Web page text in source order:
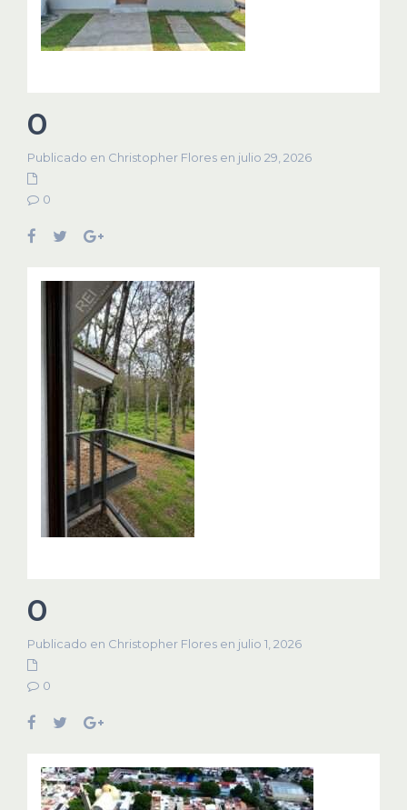
0
Publicado en Christopher Flores en julio 29, 2026
0
0
Publicado en Christopher Flores en julio 1, 2026
0